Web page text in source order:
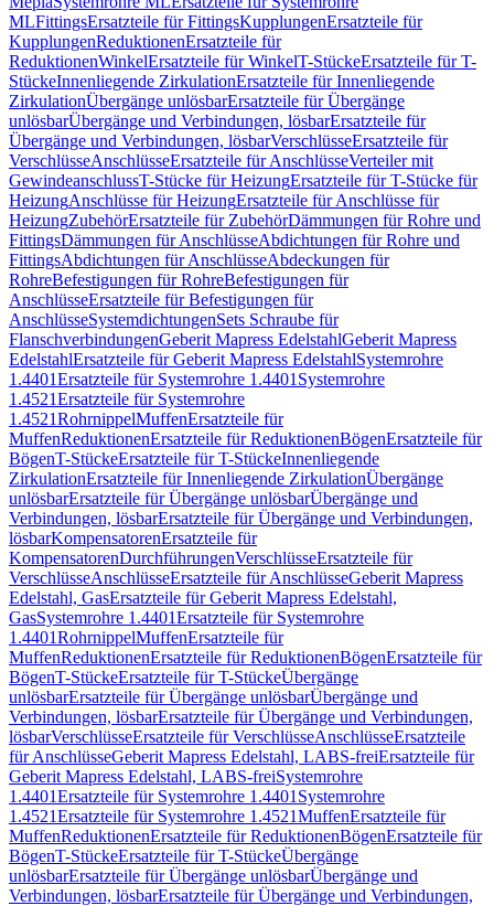
MLFittingsErsatzteile für FittingsKupplungenErsatzteile für
KupplungenReduktionenErsatzteile für
ReduktionenWinkelErsatzteile für WinkelT-StückeErsatzteile für T-
StückeInnenliegende ZirkulationErsatzteile für Innenliegende
ZirkulationÜbergänge unlösbarErsatzteile für Übergänge
unlösbarÜbergänge und Verbindungen, lösbarErsatzteile für
Übergänge und Verbindungen, lösbarVerschlüsseErsatzteile für
VerschlüsseAnschlüsseErsatzteile für AnschlüsseVerteiler mit
GewindeanschlussT-Stücke für HeizungErsatzteile für T-Stücke für
HeizungAnschlüsse für HeizungErsatzteile für Anschlüsse für
HeizungZubehörErsatzteile für ZubehörDämmungen für Rohre und
FittingsDämmungen für AnschlüsseAbdichtungen für Rohre und
FittingsAbdichtungen für AnschlüsseAbdeckungen für
RohreBefestigungen für RohreBefestigungen für
AnschlüsseErsatzteile für Befestigungen für
AnschlüsseSystemdichtungenSets Schraube für
FlanschverbindungenGeberit Mapress EdelstahlGeberit Mapress
EdelstahlErsatzteile für Geberit Mapress EdelstahlSystemrohre
1.4401Ersatzteile für Systemrohre 1.4401 Systemrohre
1.4521Ersatzteile für Systemrohre
1.4521RohrnippelMuffenErsatzteile für
MuffenReduktionenErsatzteile für ReduktionenBögenErsatzteile für
BögenT-StückeErsatzteile für T-StückeInnenliegende
ZirkulationErsatzteile für Innenliegende ZirkulationÜbergänge
unlösbarErsatzteile für Übergänge unlösbarÜbergänge und
Verbindungen, lösbarErsatzteile für Übergänge und Verbindungen,
lösbarKompensatorenErsatzteile für
KompensatorenDurchführungenVerschlüsseErsatzteile für
VerschlüsseAnschlüsseErsatzteile für AnschlüsseGeberit Mapress
Edelstahl, GasErsatzteile für Geberit Mapress Edelstahl,
GasSystemrohre 1.4401Ersatzteile für Systemrohre
1.4401RohrnippelMuffenErsatzteile für
MuffenReduktionenErsatzteile für ReduktionenBögenErsatzteile für
BögenT-StückeErsatzteile für T-StückeÜbergänge
unlösbarErsatzteile für Übergänge unlösbarÜbergänge und
Verbindungen, lösbarErsatzteile für Übergänge und Verbindungen,
lösbarVerschlüsseErsatzteile für VerschlüsseAnschlüsseErsatzteile
für AnschlüsseGeberit Mapress Edelstahl, LABS-freiErsatzteile für
Geberit Mapress Edelstahl, LABS-freiSystemrohre
1.4401Ersatzteile für Systemrohre 1.4401 Systemrohre
1.4521Ersatzteile für Systemrohre 1.4521MuffenErsatzteile für
MuffenReduktionenErsatzteile für ReduktionenBögenErsatzteile für
BögenT-StückeErsatzteile für T-StückeÜbergänge
unlösbarErsatzteile für Übergänge unlösbarÜbergänge und
Verbindungen, lösbarErsatzteile für Übergänge und Verbindungen,